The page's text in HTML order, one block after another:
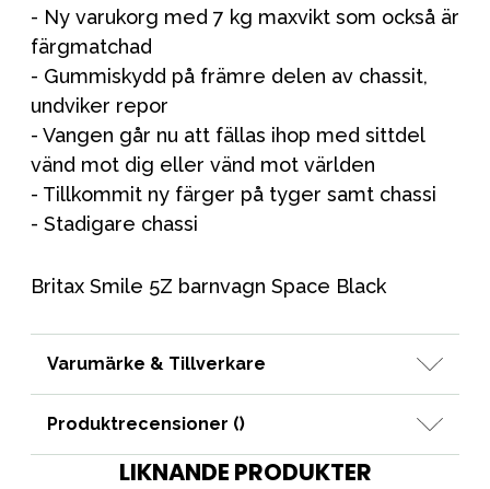
- Ny varukorg med 7 kg maxvikt som också är
färgmatchad
- Gummiskydd på främre delen av chassit,
undviker repor
- Vangen går nu att fällas ihop med sittdel
vänd mot dig eller vänd mot världen
- Tillkommit ny färger på tyger samt chassi
- Stadigare chassi
Britax Smile 5Z barnvagn Space Black
Varumärke & Tillverkare
Produktrecensioner ()
LIKNANDE PRODUKTER